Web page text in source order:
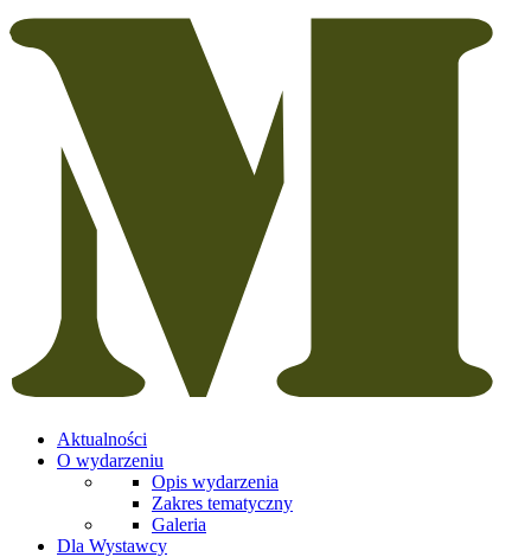
Aktualności
O wydarzeniu
Opis wydarzenia
Zakres tematyczny
Galeria
Dla Wystawcy